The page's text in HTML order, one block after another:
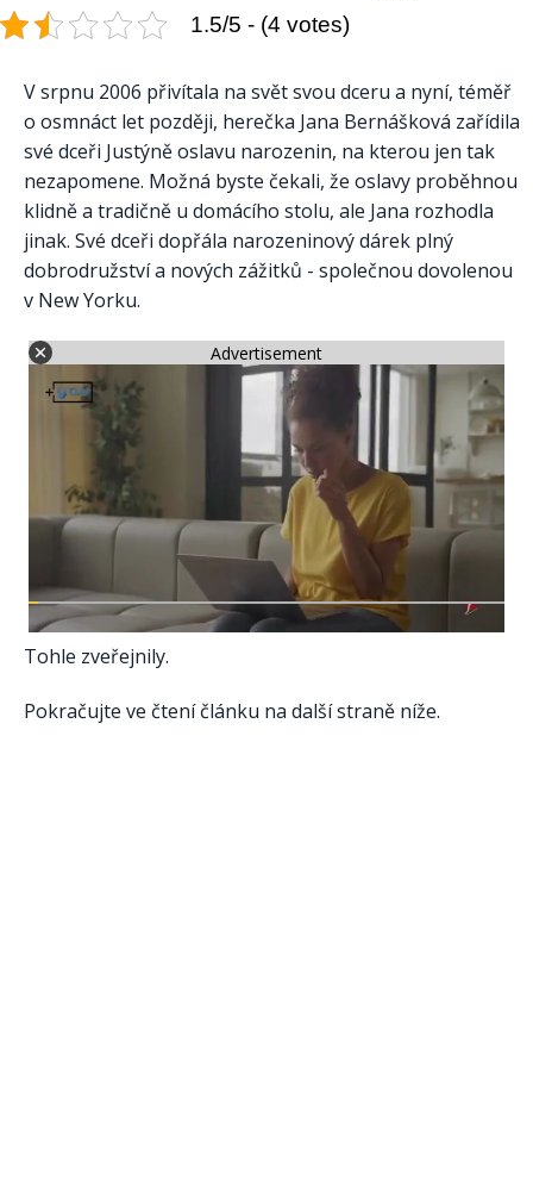
1.5/5 - (4 votes)
V srpnu 2006 přivítala na svět svou dceru a nyní, téměř
o osmnáct let později, herečka Jana Bernášková zařídila
své dceři Justýně oslavu narozenin, na kterou jen tak
nezapomene. Možná byste čekali, že oslavy proběhnou
klidně a tradičně u domácího stolu, ale Jana rozhodla
jinak. Své dceři dopřála narozeninový dárek plný
dobrodružství a nových zážitků - společnou dovolenou
v New Yorku.
Advertisement
Tohle zveřejnily.
Pokračujte ve čtení článku na další straně níže.